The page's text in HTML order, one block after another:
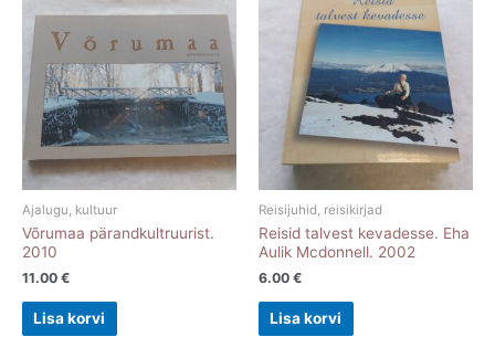
Ajalugu, kultuur
Võrumaa pärandkultruurist.
2010
11.00 €
Lisa korvi
Reisijuhid, reisikirjad
Reisid talvest kevadesse. Eha
Aulik Mcdonnell. 2002
6.00 €
Lisa korvi